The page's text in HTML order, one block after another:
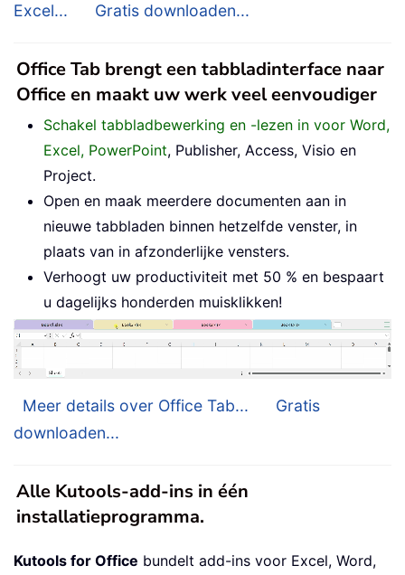
Excel...
Gratis downloaden...
Office Tab brengt een tabbladinterface naar
Office en maakt uw werk veel eenvoudiger
Schakel tabbladbewerking en -lezen in voor Word,
Excel, PowerPoint, Publisher, Access, Visio en
Project.
Open en maak meerdere documenten aan in
nieuwe tabbladen binnen hetzelfde venster, in
plaats van in afzonderlijke vensters.
Verhoogt uw productiviteit met 50 % en bespaart
u dagelijks honderden muisklikken!
Meer details over Office Tab...
Gratis
downloaden...
Alle Kutools-add-ins in één
installatieprogramma.
Kutools for Office bundelt add-ins voor Excel, Word,